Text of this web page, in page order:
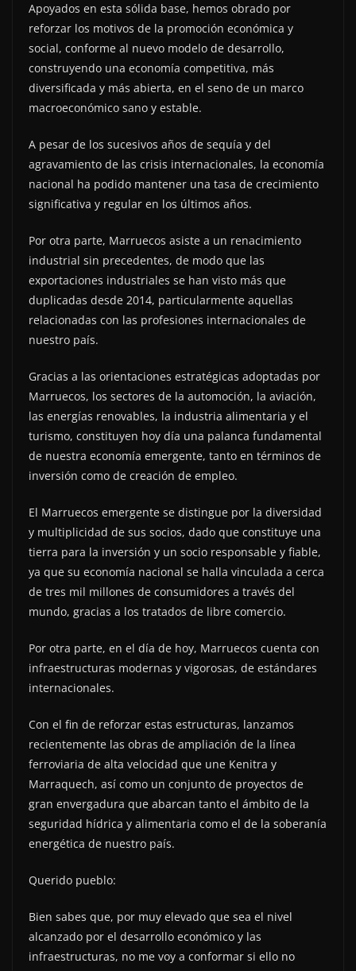
Apoyados en esta sólida base, hemos obrado por
reforzar los motivos de la promoción económica y
social, conforme al nuevo modelo de desarrollo,
construyendo una economía competitiva, más
diversificada y más abierta, en el seno de un marco
macroeconómico sano y estable.
A pesar de los sucesivos años de sequía y del
agravamiento de las crisis internacionales, la economía
nacional ha podido mantener una tasa de crecimiento
significativa y regular en los últimos años.
Por otra parte, Marruecos asiste a un renacimiento
industrial sin precedentes, de modo que las
exportaciones industriales se han visto más que
duplicadas desde 2014, particularmente aquellas
relacionadas con las profesiones internacionales de
nuestro país.
Gracias a las orientaciones estratégicas adoptadas por
Marruecos, los sectores de la automoción, la aviación,
las energías renovables, la industria alimentaria y el
turismo, constituyen hoy día una palanca fundamental
de nuestra economía emergente, tanto en términos de
inversión como de creación de empleo.
El Marruecos emergente se distingue por la diversidad
y multiplicidad de sus socios, dado que constituye una
tierra para la inversión y un socio responsable y fiable,
ya que su economía nacional se halla vinculada a cerca
de tres mil millones de consumidores a través del
mundo, gracias a los tratados de libre comercio.
Por otra parte, en el día de hoy, Marruecos cuenta con
infraestructuras modernas y vigorosas, de estándares
internacionales.
Con el fin de reforzar estas estructuras, lanzamos
recientemente las obras de ampliación de la línea
ferroviaria de alta velocidad que une Kenitra y
Marraquech, así como un conjunto de proyectos de
gran envergadura que abarcan tanto el ámbito de la
seguridad hídrica y alimentaria como el de la soberanía
energética de nuestro país.
Querido pueblo:
Bien sabes que, por muy elevado que sea el nivel
alcanzado por el desarrollo económico y las
infraestructuras, no me voy a conformar si ello no